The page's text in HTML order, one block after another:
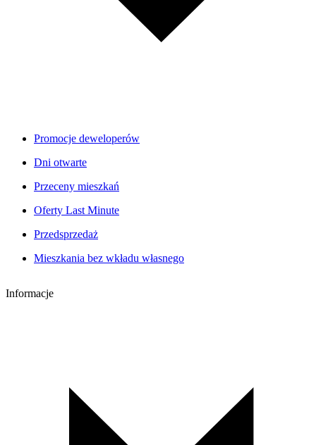
Promocje deweloperów
Dni otwarte
Przeceny mieszkań
Oferty Last Minute
Przedsprzedaż
Mieszkania bez wkładu własnego
Informacje